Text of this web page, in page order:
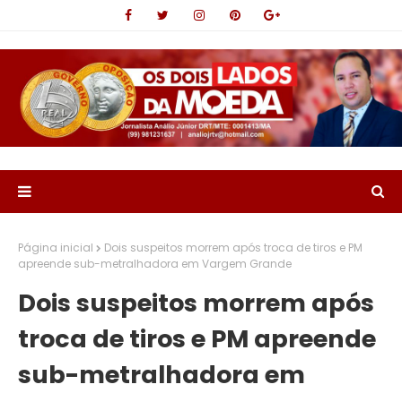
Página inicial
Dois suspeitos morrem após troca de tiros e PM
apreende sub-metralhadora em Vargem Grande
Dois suspeitos morrem após
troca de tiros e PM apreende
sub-metralhadora em